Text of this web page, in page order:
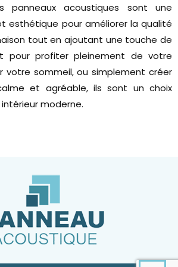
panneaux acoustiques sont une
esthétique pour améliorer la qualité
tout en ajoutant une touche de
pour profiter pleinement de votre
votre sommeil, ou simplement créer
et agréable, ils sont un choix
moderne.